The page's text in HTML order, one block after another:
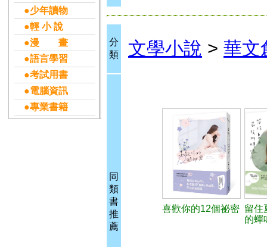
●少年讀物
●輕 小 說
●漫 畫
●語言學習
●考試用書
●電腦資訊
●專業書籍
分
類
文學小說 > 華文
同
類
書
推
薦
喜歡你的12個祕密 留住
的蟬